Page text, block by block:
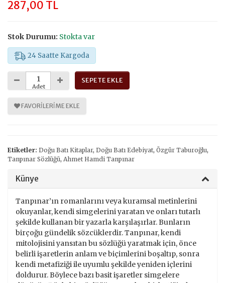
287,00 TL
Stok Durumu: Stokta var
24 Saatte Kargoda
Adet
SEPETE EKLE
FAVORILERIME EKLE
Etiketler: Doğu Batı Kitaplar, Doğu Batı Edebiyat, Özgür Taburoğlu,
Tanpınar Sözlüğü, Ahmet Hamdi Tanpınar
Künye
Tanpınar’ın romanlarını veya kuramsal metinlerini
okuyanlar, kendi simgelerini yaratan ve onları tutarlı
şekilde kullanan bir yazarla karşılaşırlar. Bunların
birçoğu gündelik sözcüklerdir. Tanpınar, kendi
mitolojisini yansıtan bu sözlüğü yaratmak için, önce
belirli işaretlerin anlam ve biçimlerini boşaltıp, sonra
kendi metafiziği ile uyumlu şekilde yeniden içlerini
doldurur. Böylece bazı basit işaretler simgelere